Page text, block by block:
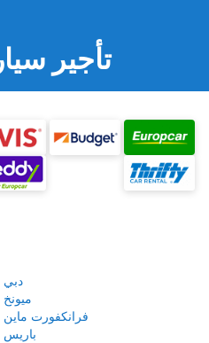
تأجير
دبي
ميونخ
فرانكفورت ماين
باريس